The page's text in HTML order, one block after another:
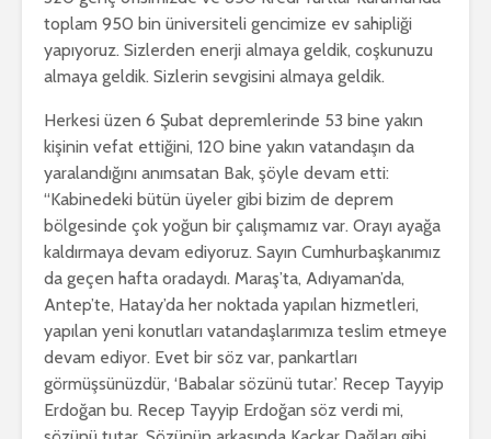
toplam 950 bin üniversiteli gencimize ev sahipliği
yapıyoruz. Sizlerden enerji almaya geldik, coşkunuzu
almaya geldik. Sizlerin sevgisini almaya geldik.
Herkesi üzen 6 Şubat depremlerinde 53 bine yakın
kişinin vefat ettiğini, 120 bine yakın vatandaşın da
yaralandığını anımsatan Bak, şöyle devam etti:
“Kabinedeki bütün üyeler gibi bizim de deprem
bölgesinde çok yoğun bir çalışmamız var. Orayı ayağa
kaldırmaya devam ediyoruz. Sayın Cumhurbaşkanımız
da geçen hafta oradaydı. Maraş’ta, Adıyaman’da,
Antep’te, Hatay’da her noktada yapılan hizmetleri,
yapılan yeni konutları vatandaşlarımıza teslim etmeye
devam ediyor. Evet bir söz var, pankartları
görmüşsünüzdür, ‘Babalar sözünü tutar.’ Recep Tayyip
Erdoğan bu. Recep Tayyip Erdoğan söz verdi mi,